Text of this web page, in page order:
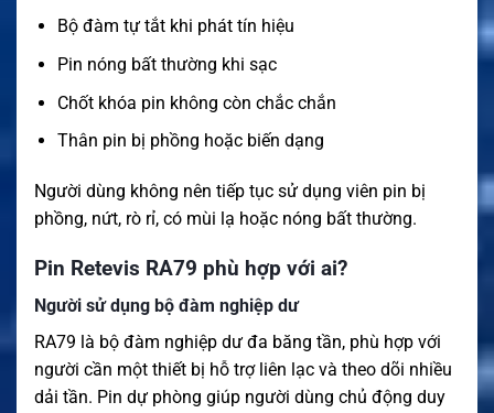
Bộ đàm tự tắt khi phát tín hiệu
Pin nóng bất thường khi sạc
Chốt khóa pin không còn chắc chắn
Thân pin bị phồng hoặc biến dạng
Người dùng không nên tiếp tục sử dụng viên pin bị
phồng, nứt, rò rỉ, có mùi lạ hoặc nóng bất thường.
Pin Retevis RA79 phù hợp với ai?
Người sử dụng bộ đàm nghiệp dư
RA79 là bộ đàm nghiệp dư đa băng tần, phù hợp với
người cần một thiết bị hỗ trợ liên lạc và theo dõi nhiều
dải tần. Pin dự phòng giúp người dùng chủ động duy